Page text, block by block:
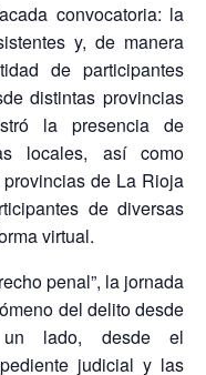
convocatoria: la
y, de manera
de participantes
distintas provincias
la presencia de
locales, así como
de La Rioja
de diversas
virtual.
penal”, la jornada
del delito desde
un lado, desde el
judicial y las